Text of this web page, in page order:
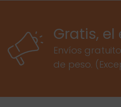
Gratis,
Envíos
de peso.